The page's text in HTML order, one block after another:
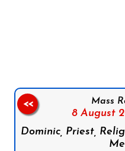
Mass
8 August
Dominic, Priest,
<<